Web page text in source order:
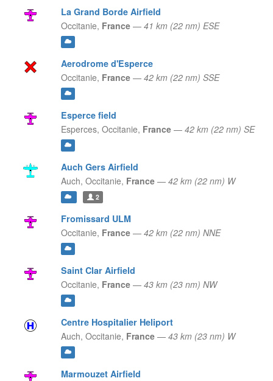
La Grand Borde Airfield
Occitanie, France — 41 km (22 nm) ESE
Aerodrome d'Esperce
Occitanie, France — 42 km (22 nm) SSE
Esperce field
Esperces, Occitanie, France — 42 km (22 nm) SE
Auch Gers Airfield
Auch, Occitanie, France — 42 km (22 nm) W
2
Fromissard ULM
Occitanie, France — 42 km (22 nm) NNE
Saint Clar Airfield
Occitanie, France — 43 km (23 nm) NW
Centre Hospitalier Heliport
Auch, Occitanie, France — 43 km (23 nm) W
Marmouzet Airfield